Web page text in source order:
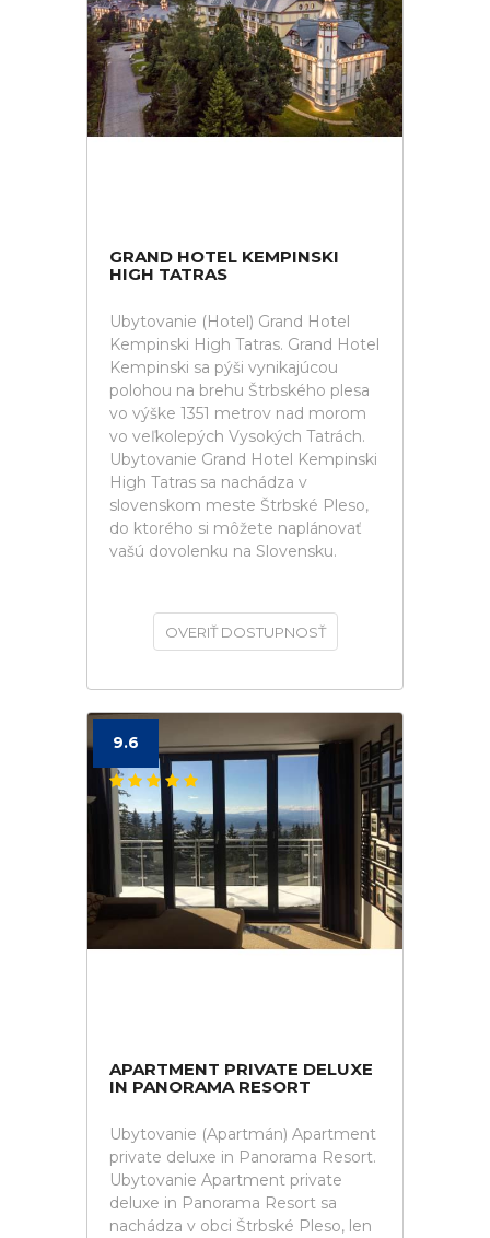
GRAND HOTEL KEMPINSKI
HIGH TATRAS
Ubytovanie (Hotel) Grand Hotel
Kempinski High Tatras. Grand Hotel
Kempinski sa pýši vynikajúcou
polohou na brehu Štrbského plesa
vo výške 1351 metrov nad morom
vo veľkolepých Vysokých Tatrách.
Ubytovanie Grand Hotel Kempinski
High Tatras sa nachádza v
slovenskom meste Štrbské Pleso,
do ktorého si môžete naplánovať
vašú dovolenku na Slovensku.
OVERIŤ DOSTUPNOSŤ
9.6
APARTMENT PRIVATE DELUXE
IN PANORAMA RESORT
Ubytovanie (Apartmán) Apartment
private deluxe in Panorama Resort.
Ubytovanie Apartment private
deluxe in Panorama Resort sa
nachádza v obci Štrbské Pleso, len